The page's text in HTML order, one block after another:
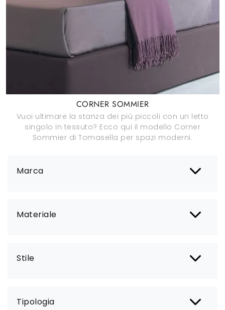
Marca
Materiale
Stile
Tipologia
CORNER SOMMIER
Vuoi ultimare la stanza dei più piccoli con un letto
singolo in tessuto? Ecco qui il modello Corner
Sommier di Tomasella per spazi moderni.